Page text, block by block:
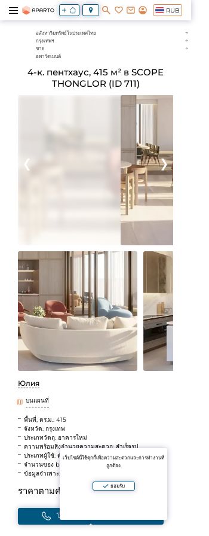
RUB
อสังหาริมทรัพย์ในประเทศไทย
กรุงเทพฯ
ขาย
อพาร์ตเมนต์
4-к. пентхаус, 415 м² в SCOPE
THONGLOR (ID 711)
Юлия
บนแผนที่
พื้นที่, ตร.ม.: 415
จังหวัด: กรุงเทพ
ประเภทวัตถุ: อาคารใหม่
ความพร้อมสิ่งอำนวยความสะดวก: สำเร็จรูป
ประเภทผู้ใช้: ตัวแทน
จำนวนของ bedrooms: 4 ห้องนอน
ข้อมูลจำเพาะ: รับประกันผลกำไร
ราคาตามคำขอ
โทร
เว็บไซต์นี้ใช้คุกกี้เพื่อความสะดวกและการทำงานที่
ถูกต้อง
ยอมรับ